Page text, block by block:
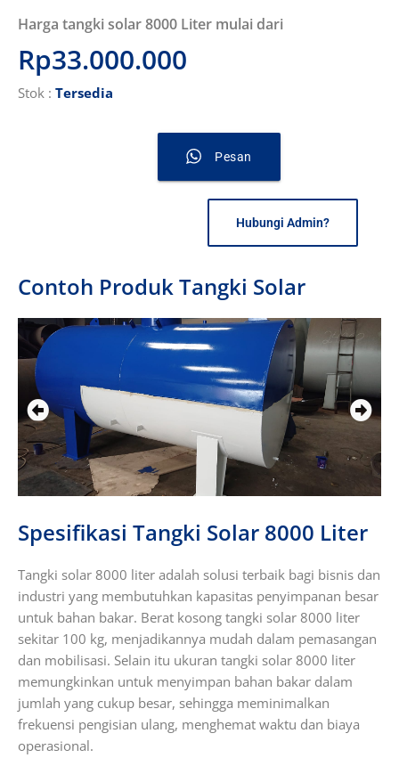
Harga tangki solar 8000 Liter mulai dari
Rp33.000.000
Stok : Tersedia
Pesan
Hubungi Admin?
Contoh Produk Tangki Solar
Spesifikasi Tangki Solar 8000 Liter
Tangki solar 8000 liter adalah solusi terbaik bagi bisnis dan
industri yang membutuhkan kapasitas penyimpanan besar
untuk bahan bakar. Berat kosong tangki solar 8000 liter
sekitar 100 kg, menjadikannya mudah dalam pemasangan
dan mobilisasi. Selain itu ukuran tangki solar 8000 liter
memungkinkan untuk menyimpan bahan bakar dalam
jumlah yang cukup besar, sehingga meminimalkan
frekuensi pengisian ulang, menghemat waktu dan biaya
operasional.